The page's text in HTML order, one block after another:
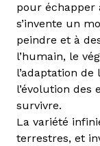
pour échapper
s’invente un
peindre et à
l’humain, le
l’adaptation de
l’évolution
survivre.
La variété
terrestres, et